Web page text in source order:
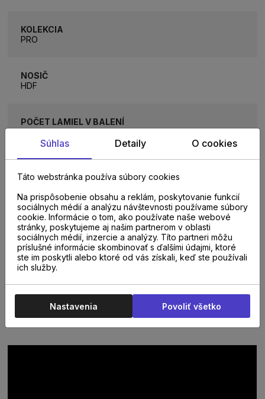
KOLEKCIA
PRO
NOSIČ
HDF
POČET LAMIEL V BALENÍ
11 lamiel
Dyhovaná podlaha
TRIEDA ZÁŤAŽE
31
VHODNÁ NA PODLAHOVÉ KÚRENIE
Áno
VIDEO
Súhlas Detaily O cookies
Táto webstránka používa súbory cookies
Na prispôsobenie obsahu a reklám, poskytovanie funkcií
sociálnych médií a analýzu návštevnosti používame súbory
cookie. Informácie o tom, ako používate naše webové
stránky, poskytujeme aj našim partnerom v oblasti
sociálnych médií, inzercie a analýzy. Títo partneri môžu
príslušné informácie skombinovať s ďalšími údajmi, ktoré
ste im poskytli alebo ktoré od vás získali, keď ste používali
ich služby.
Nastavenia Povoliť všetko